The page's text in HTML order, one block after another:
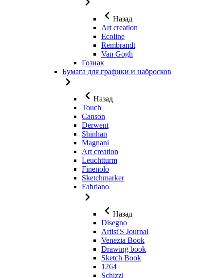
Назад
Art creation
Ecoline
Rembrandt
Van Gogh
Гознак
Бумага для графики и набросков
Назад
Touch
Canson
Derwent
Shinhan
Magnani
Art creation
Leuchtturm
Finenolo
Sketchmarker
Fabriano
Назад
Disegno
Artist'S Journal
Venezia Book
Drawing book
Sketch Book
1264
Schizzi